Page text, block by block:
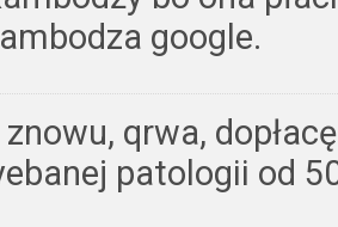
google.
znowu, qrwa,
patologii od